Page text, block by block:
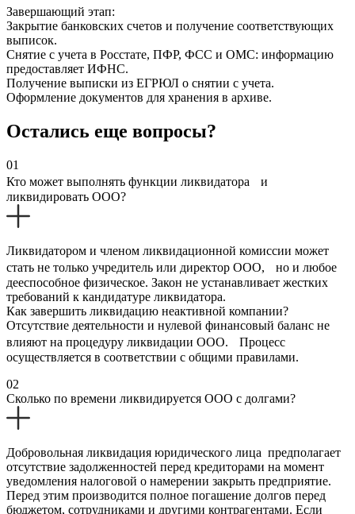
Завершающий этап:
Закрытие банковских счетов и получение соответствующих
выписок.
Снятие с учета в Росстате, ПФР, ФСС и ОМС: информацию
предоставляет ИФНС.
Получение выписки из ЕГРЮЛ о снятии с учета.
Оформление документов для хранения в архиве.
Остались еще вопросы?
01
Кто может выполнять функции ликвидатора и
ликвидировать ООО?
Ликвидатором и членом ликвидационной комиссии может
стать не только учредитель или директор ООО, но и любое
дееспособное физическое. Закон не устанавливает жестких
требований к кандидатуре ликвидатора.
Как завершить ликвидацию неактивной компании?
Отсутствие деятельности и нулевой финансовый баланс не
влияют на процедуру ликвидации ООО. Процесс
осуществляется в соответствии с общими правилами.
02
Сколько по времени ликвидируется ООО с долгами?
Добровольная ликвидация юридического лица предполагает
отсутствие задолженностей перед кредиторами на момент
уведомления налоговой о намерении закрыть предприятие.
Перед этим производится полное погашение долгов перед
бюджетом, сотрудниками и другими контрагентами. Если